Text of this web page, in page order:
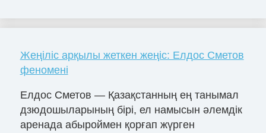
Жеңіліс арқылы жеткен жеңіс: Елдос Сметов
феномені
Елдос Сметов — Қазақстанның ең танымал
дзюдошыларының бірі, ел намысын әлемдік
аренада абыроймен қорғап жүрген